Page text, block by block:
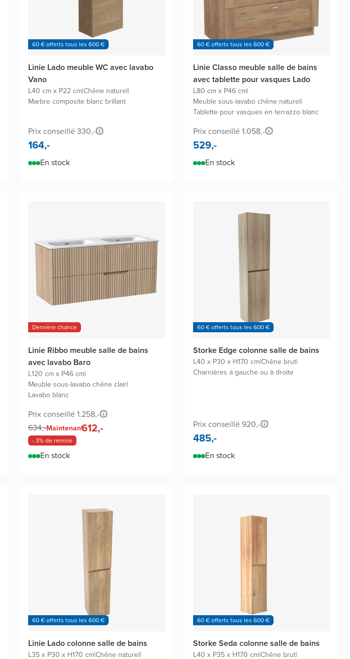
60 € offerts tous les 600 €
Linie Lado meuble WC avec lavabo
Vano
L40 cm x P22 cm|Chêne naturel|
Marbre composite blanc brillant
Prix conseillé 330,-
164,-
En stock
60 € offerts tous les 600 €
Linie Classo meuble salle de bains
avec tablette pour vasques Lado
L80 cm x P46 cm|
Meuble sous-lavabo chêne naturel|
Tablette pour vasques en terrazzo blanc
Prix conseillé 1.058,-
529,-
En stock
Dernière chance
Linie Ribbo meuble salle de bains
avec lavabo Baro
L120 cm x P46 cm|
Meuble sous-lavabo chêne clair|
Lavabo blanc
Prix conseillé 1.258,-
634,-Maintenant612,-
- 3% de remise
En stock
60 € offerts tous les 600 €
Storke Edge colonne salle de bains
L40 x P30 x H170 cm|Chêne brut|
Charnières à gauche ou à droite
Prix conseillé 920,-
485,-
En stock
60 € offerts tous les 600 €
Linie Lado colonne salle de bains
L35 x P30 x H170 cm|Chêne naturel|
60 € offerts tous les 600 €
Storke Seda colonne salle de bains
L40 x P35 x H170 cm|Chêne brut|